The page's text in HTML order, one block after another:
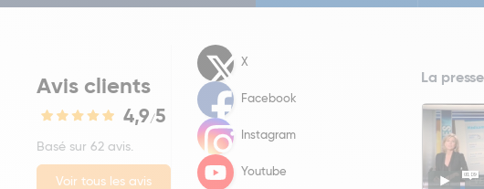
Avis clients
4,9/5
Basé sur 62 avis.
Voir tous les avis
X
Facebook
Instagram
Youtube
La